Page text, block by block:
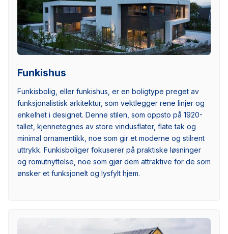
Funkishus
Funkisbolig, eller funkishus, er en boligtype preget av
funksjonalistisk arkitektur, som vektlegger rene linjer og
enkelhet i designet. Denne stilen, som oppsto på 1920-
tallet, kjennetegnes av store vindusflater, flate tak og
minimal ornamentikk, noe som gir et moderne og stilrent
uttrykk. Funkisboliger fokuserer på praktiske løsninger
og romutnyttelse, noe som gjør dem attraktive for de som
ønsker et funksjonelt og lysfylt hjem.